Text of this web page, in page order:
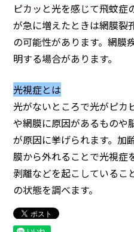
ピカッと光を感じて飛蚊症
が急に増えたときは網膜裂
の可能性があります。網膜
明する場合があります。
光視症とは
光がないところで光がピカ
や網膜に原因があるものや
が原因に挙げられます。加
膜から外れることで光視症
剥離などを起こしているこ
の状態を調べます。